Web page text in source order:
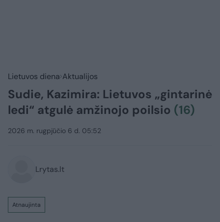
Lietuvos diena Aktualijos
Sudie, Kazimira: Lietuvos „gintarinė
ledi“ atgulė amžinojo poilsio (16)
2026 m. rugpjūčio 6 d. 05:52
Lrytas.lt
Atnaujinta